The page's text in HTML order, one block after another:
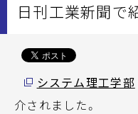
日刊工業新聞で
システム理工学部
介されました。